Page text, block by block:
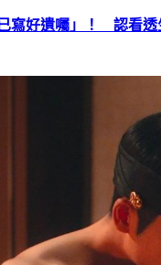
寫好遺囑」！ 認看透